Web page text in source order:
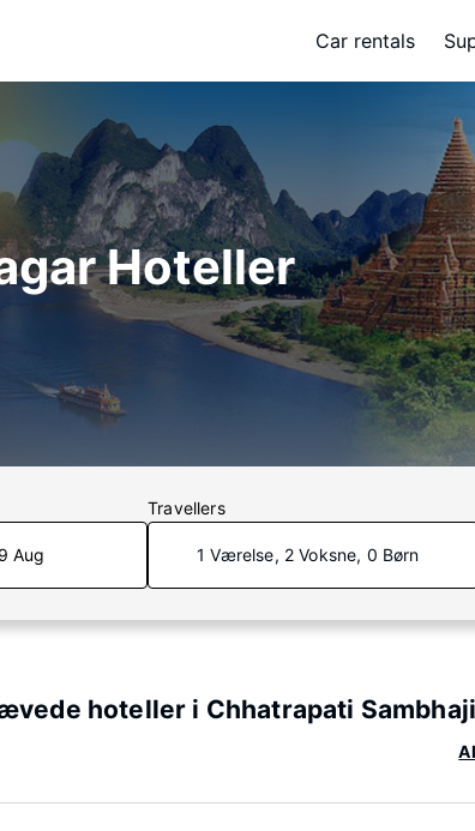
Car rentals
Hoteller
Aug
Travellers
1 Værelse, 2 Voksne, 0 Børn
hoteller i Chhatrapati